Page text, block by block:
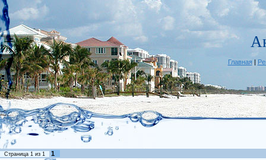
Главная |
Страница 1 из 1 1